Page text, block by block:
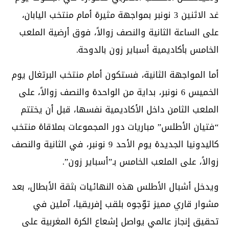
غد الاثنين 3 نونبر بمواجهة مثيرة أمام منتخب اليابان،
على الساعة الثانية والنصف زوالاً، فوق أرضية الملعب
الخامس بأكاديمية أسباير زون بالدوحة.
أما المواجهة الثانية، فستكون أمام منتخب البرتغال يوم
الخميس 6 نونبر، بداية من الواحدة والنصف زوالاً، على
الملعب الثامن داخل الأكاديمية نفسها، قبل أن يختتم
“فتيان الأطلس” مباريات دور المجموعات بملاقاة منتخب
كاليدونيا الجديدة يوم الأحد 9 نونبر، في الثانية والنصف
زوالاً، على الملعب الخامس بـ”أسباير زون”.
ويدخل أشبال الأطلس هذه النهائيات بثقة الأبطال، بعد
مشوار قاري مميز توّجوه بلقب إفريقيا، آملين في
تحقيق إنجاز عالمي يواصل إشعاع الكرة المغربية على